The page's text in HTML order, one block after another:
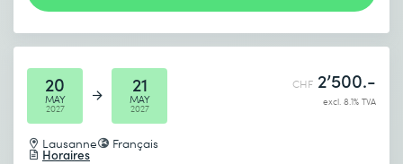
20
MAY
2027
21
MAY
2027
Lausanne Français
Horaires
CHF 2’500.-
excl. 8.1% TVA